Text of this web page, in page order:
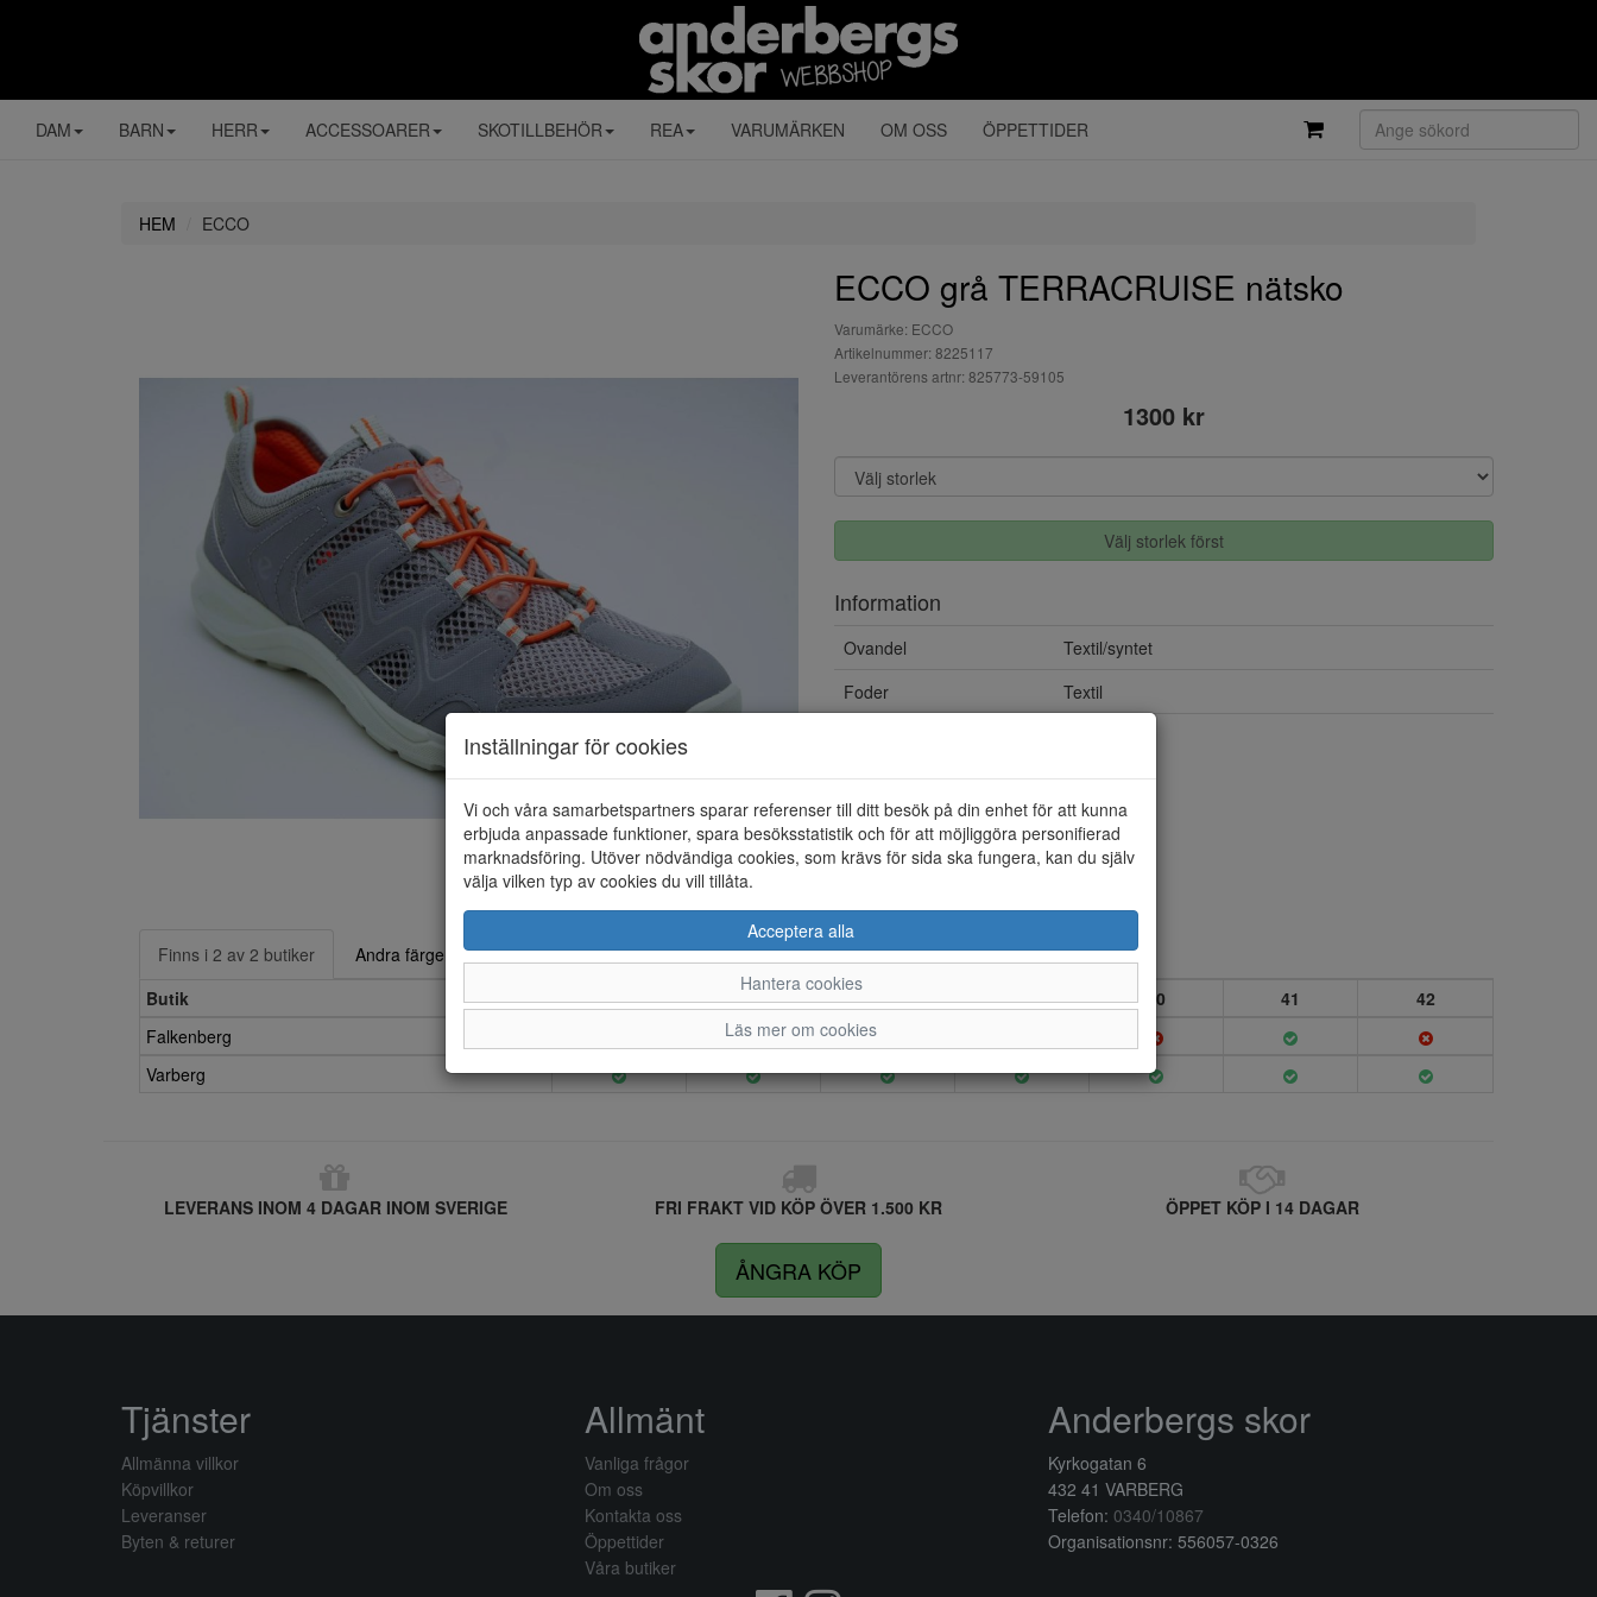
DAM BARN HERR ACCESSOARER SKOTILLBEHÖR REA VARUMÄRKEN OM OSS ÖPPETTIDER
HEM ECCO
ECCO grå TERRACRUISE nätsko
Varumärke: ECCO
Artikelnummer: 8225117
Leverantörens artnr: 825773-59105
1300 kr
Välj storlek först
Information
Ovandel
Textil/syntet
Foder
Textil
Finns i 2 av 2 butiker
Andra färger
Butik
36 37 38 39 40 41
42
Falkenberg
Varberg
LEVERANS INOM 4 DAGAR INOM SVERIGE FRI FRAKT VID KÖP ÖVER 1.500 KR ÖPPET KÖP I 14 DAGAR
ÅNGRA KÖP
Inställningar för cookies
Vi och våra samarbetspartners sparar referenser till ditt besök på din enhet för att kunna
erbjuda anpassade funktioner, spara besöksstatistik och för att möjliggöra personifierad
marknadsföring. Utöver nödvändiga cookies, som krävs för sida ska fungera, kan du själv
välja vilken typ av cookies du vill tillåta.
Acceptera alla
Hantera cookies
Läs mer om cookies
Tjänster
Allmänna villkor
Köpvillkor
Leveranser
Byten & returer
Allmänt
Vanliga frågor
Om oss
Kontakta oss
Öppettider
Våra butiker
Anderbergs skor
Kyrkogatan 6
432 41 VARBERG
Telefon: 0340/10867
Organisationsnr: 556057-0326